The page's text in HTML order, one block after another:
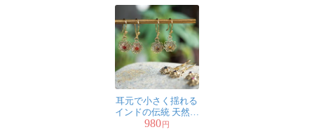
耳元で小さく揺れる
インドの伝統 天然石
の一粒ピアス - フラワ
980円